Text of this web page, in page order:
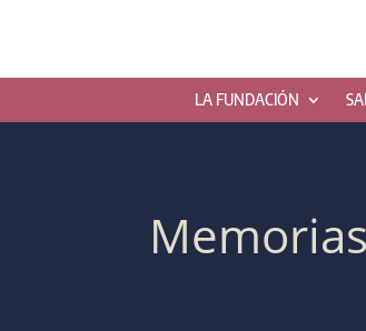
LA FUNDACIÓN